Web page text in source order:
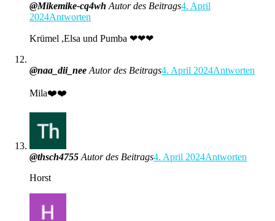
@Mikemike-cq4wh Autor des Beitrags4. April
2024Antworten
Krümel ,Elsa und Pumba ❤❤❤
@naa_dii_nee Autor des Beitrags4. April 2024Antworten
Mila❤️❤️
@thsch4755 Autor des Beitrags4. April 2024Antworten
Horst